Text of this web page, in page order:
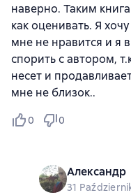
наверно. Таким
как оценивать. Я
мне не нравится и я
спорить с автором,
несет и
мне не близок..
0 0
Александр
31